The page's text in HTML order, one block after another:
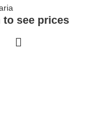
to see prices